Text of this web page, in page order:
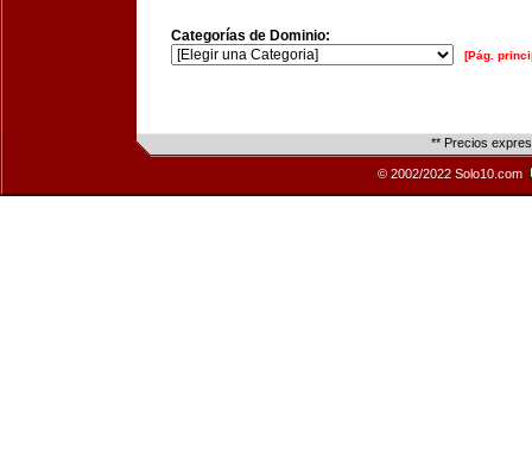
Categorías de Dominio:
[Pág.
** Precios
© 2002/2022 Solo10.com